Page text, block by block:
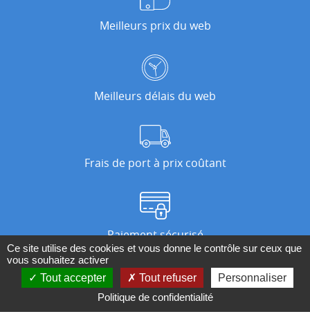
Meilleurs prix du web
Meilleurs délais du web
Frais de port à prix coûtant
Paiement sécurisé
Nos magasins
Ce site utilise des cookies et vous donne le contrôle sur ceux que
vous souhaitez activer
Tout accepter
Tout refuser
Personnaliser
Politique de confidentialité